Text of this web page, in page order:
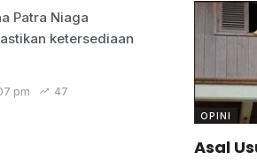
Patra Niaga
ketersediaan
pm 47
OPINI
Asal